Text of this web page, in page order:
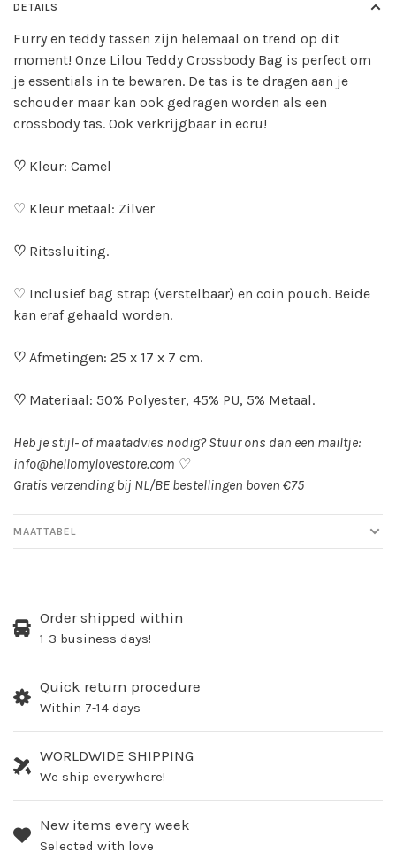
DETAILS
Furry en teddy tassen zijn helemaal on trend op dit
moment! Onze Lilou Teddy Crossbody Bag is perfect om
je essentials in te bewaren. De tas is te dragen aan je
schouder maar kan ook gedragen worden als een
crossbody tas. Ook verkrijgbaar in ecru!
♡ Kleur: Camel
♡ Kleur metaal: Zilver
♡ Ritssluiting.
♡ Inclusief bag strap (verstelbaar) en coin pouch. Beide
kan eraf gehaald worden.
♡ Afmetingen: 25 x 17 x 7 cm.
♡ Materiaal: 50% Polyester, 45% PU, 5% Metaal.
Heb je stijl- of maatadvies nodig? Stuur ons dan een mailtje:
info@hellomylovestore.com ♡
Gratis verzending bij NL/BE bestellingen boven €75
MAATTABEL
Order shipped within
1-3 business days!
Quick return procedure
Within 7-14 days
WORLDWIDE SHIPPING
We ship everywhere!
New items every week
Selected with love